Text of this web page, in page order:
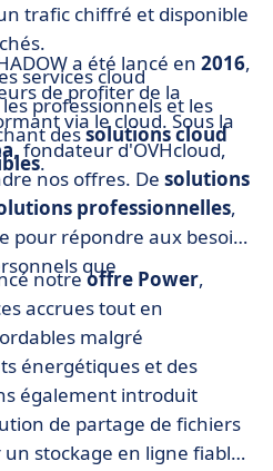
trafic chiffré et disponible
services cloud
professionnels et les
dessolutions cloud
.
a été lancé en 2016,
de profiter de la
via le cloud. Sous la
, fondateur d'OVHcloud,
nos offres. De solutions
professionnelles,
pour répondre aux besoins
que
notreoffre Power,
accrues tout en
malgré
énergétiques et des
également introduit
de partage de fichiers
stockage en ligne fiable